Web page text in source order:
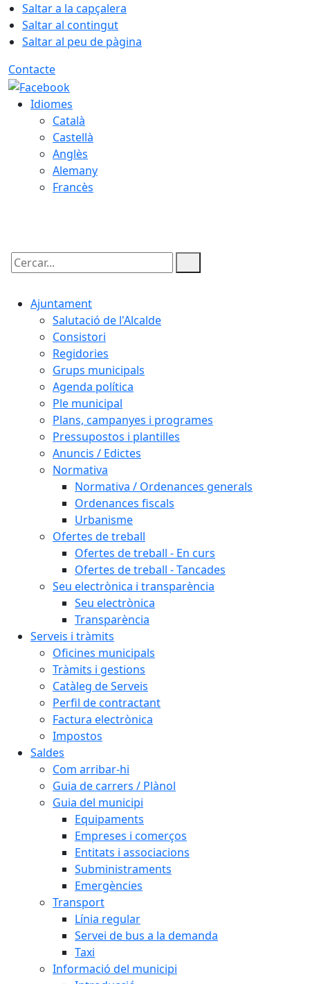
Saltar a la capçalera
Saltar al contingut
Saltar al peu de pàgina
Contacte
Idiomes
Català
Castellà
Anglès
Alemany
Francès
Cercar:
Ajuntament
Salutació de l'Alcalde
Consistori
Regidories
Grups municipals
Agenda política
Ple municipal
Plans, campanyes i programes
Pressupostos i plantilles
Anuncis / Edictes
Normativa
Normativa / Ordenances generals
Ordenances fiscals
Urbanisme
Ofertes de treball
Ofertes de treball - En curs
Ofertes de treball - Tancades
Seu electrònica i transparència
Seu electrònica
Transparència
Serveis i tràmits
Oficines municipals
Tràmits i gestions
Catàleg de Serveis
Perfil de contractant
Factura electrònica
Impostos
Saldes
Com arribar-hi
Guia de carrers / Plànol
Guia del municipi
Equipaments
Empreses i comerços
Entitats i associacions
Subministraments
Emergències
Transport
Línia regular
Servei de bus a la demanda
Taxi
Informació del municipi